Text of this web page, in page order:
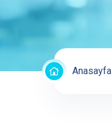
Anasayfa